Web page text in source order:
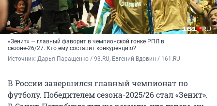
«Зенит» — главный фаворит в чемпионской гонке РПЛ в
сезоне-26/27. Кто ему составит конкуренцию?
Источник: Дарья Паращенко / 93.RU, Евгений Вдовин / 161.RU
В России завершился главный чемпионат по
футболу. Победителем сезона-2025/26 стал «Зенит».